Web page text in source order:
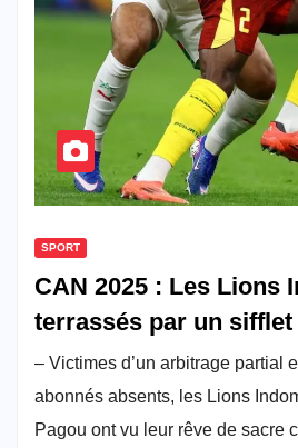
SPORT
CAN 2025 : Les Lions
terrassés par un
– Victimes d’un arbitrage partial
abonnés absents, les Lions
Pagou ont vu leur rêve de sacre